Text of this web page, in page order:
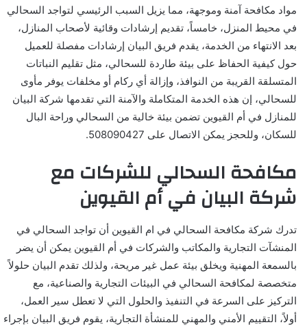
مواد مكافحة آمنة وموجهة، مما يزيل السبب الرئيسي لتواجد السحالي
في محيط المنزل، خامساً، تقديم إرشادات وقائية لأصحاب المنازل،
بعد الانتهاء من الخدمة، يقدم فريق البيان إرشادات مفصلة للعميل
حول كيفية الحفاظ على بيئة طاردة للسحالي، مثل تقليم النباتات
المتسلقة القريبة من النوافذ، وإزالة أي ركام أو مخلفات يوفر مأوى
للسحالي، إن هذه الخدمة المتكاملة والآمنة التي تقدمها شركة البيان
للمنازل في أم القيوين تضمن بيئة خالية من السحالي وراحة البال
للسكان، وللحجز يمكن الاتصال على 508090427.
مكافحة السحالي للشركات مع
شركة البيان في أم القيوين
تدرك شركة مكافحة السحالي في ام القيوين أن تواجد السحالي في
المنشآت التجارية والمكاتب والشركات في أم القيوين يمكن أن يضر
بالسمعة المهنية ويخلق بيئة عمل غير مريحة، ولذلك تقدم البيان حلولاً
متخصصة لمكافحة السحالي في البيئات التجارية والصناعية، مع
التركيز على السرعة في التنفيذ والحلول التي لا تعطل سير العمل،
أولاً، التقييم الأمني والمهني للمنشأة التجارية، يقوم فريق البيان بإجراء